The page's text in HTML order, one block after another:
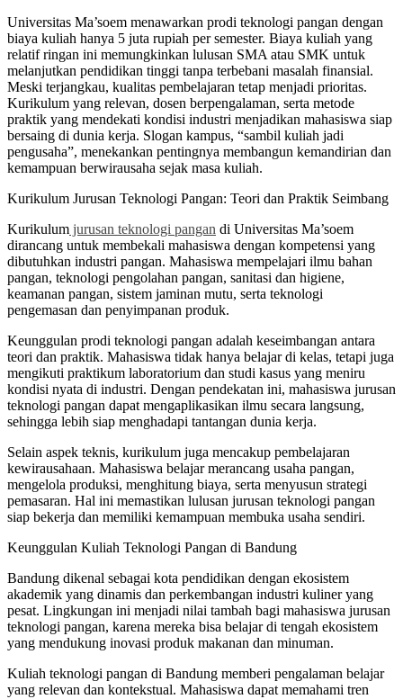
Universitas Ma’soem menawarkan prodi teknologi pangan dengan
biaya kuliah hanya 5 juta rupiah per semester. Biaya kuliah yang
relatif ringan ini memungkinkan lulusan SMA atau SMK untuk
melanjutkan pendidikan tinggi tanpa terbebani masalah finansial.
Meski terjangkau, kualitas pembelajaran tetap menjadi prioritas.
Kurikulum yang relevan, dosen berpengalaman, serta metode
praktik yang mendekati kondisi industri menjadikan mahasiswa siap
bersaing di dunia kerja. Slogan kampus, “sambil kuliah jadi
pengusaha”, menekankan pentingnya membangun kemandirian dan
kemampuan berwirausaha sejak masa kuliah.
Kurikulum Jurusan Teknologi Pangan: Teori dan Praktik Seimbang
Kurikulum jurusan teknologi pangan di Universitas Ma’soem
dirancang untuk membekali mahasiswa dengan kompetensi yang
dibutuhkan industri pangan. Mahasiswa mempelajari ilmu bahan
pangan, teknologi pengolahan pangan, sanitasi dan higiene,
keamanan pangan, sistem jaminan mutu, serta teknologi
pengemasan dan penyimpanan produk.
Keunggulan prodi teknologi pangan adalah keseimbangan antara
teori dan praktik. Mahasiswa tidak hanya belajar di kelas, tetapi juga
mengikuti praktikum laboratorium dan studi kasus yang meniru
kondisi nyata di industri. Dengan pendekatan ini, mahasiswa jurusan
teknologi pangan dapat mengaplikasikan ilmu secara langsung,
sehingga lebih siap menghadapi tantangan dunia kerja.
Selain aspek teknis, kurikulum juga mencakup pembelajaran
kewirausahaan. Mahasiswa belajar merancang usaha pangan,
mengelola produksi, menghitung biaya, serta menyusun strategi
pemasaran. Hal ini memastikan lulusan jurusan teknologi pangan
siap bekerja dan memiliki kemampuan membuka usaha sendiri.
Keunggulan Kuliah Teknologi Pangan di Bandung
Bandung dikenal sebagai kota pendidikan dengan ekosistem
akademik yang dinamis dan perkembangan industri kuliner yang
pesat. Lingkungan ini menjadi nilai tambah bagi mahasiswa jurusan
teknologi pangan, karena mereka bisa belajar di tengah ekosistem
yang mendukung inovasi produk makanan dan minuman.
Kuliah teknologi pangan di Bandung memberi pengalaman belajar
yang relevan dan kontekstual. Mahasiswa dapat memahami tren